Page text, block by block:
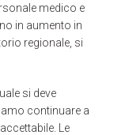
medico e
in aumento in
regionale, si
si deve
continuare a
Le